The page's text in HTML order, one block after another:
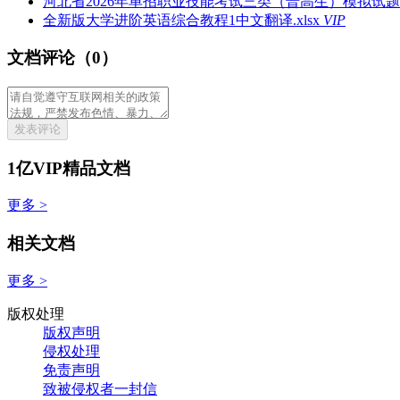
全新版大学进阶英语综合教程1中文翻译.xlsx VIP
文档评论（0）
发表评论
1亿VIP精品文档
更多 >
相关文档
更多 >
版权处理
版权声明
侵权处理
免责声明
致被侵权者一封信